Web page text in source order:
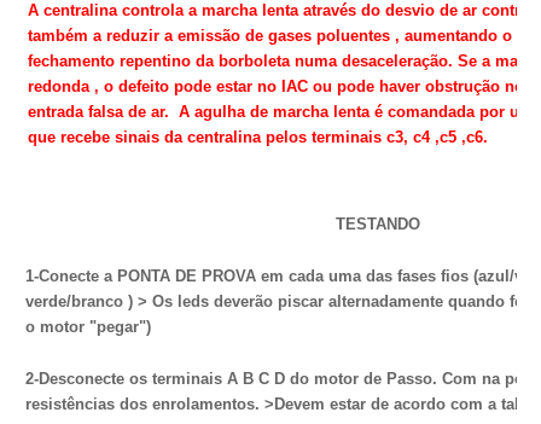
A centralina controla a marcha lenta através do desvio de ar
também a reduzir a emissão de gases poluentes , aumentando o
fechamento repentino da borboleta numa desaceleração. Se a
redonda , o defeito pode estar no IAC ou pode haver obstrução no
entrada falsa de ar. A agulha de marcha lenta é comandada por um
que recebe sinais da centralina pelos terminais c3, c4 ,c5 ,c6.
TESTANDO
1-Conecte a PONTA DE PROVA em cada uma das fases fios (azul/
verde/branco ) > Os leds deverão piscar alternadamente quando for
o motor "pegar")
2-Desconecte os terminais A B C D do motor de Passo. Com na
resistências dos enrolamentos. >Devem estar de acordo com a